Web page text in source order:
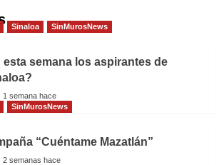
Sinaloa SinMurosNews
semana los aspirantes de
1 semana hace
SinMurosNews
“Cuéntame Mazatlán”
2 semanas hace